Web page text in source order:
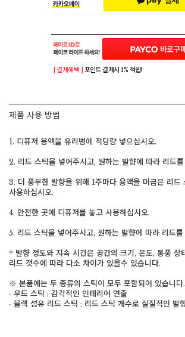
[ 결제혜택 ] 포인트 결제시 1% 적립!
제품 사용 방법
1. 디퓨저 용액을 유리병에 적당량 넣으십시오.
2. 리드 스틱을 넣어주시고, 원하는 발향에 따라 리드
3. 더 풍부한 발향을 위해 1주마다 용액을 머금은 리드
사용하십시오.
4. 안전한 곳에 디퓨저를 놓고 사용하십시오.
5. 리드 스틱을 넣어주시고, 원하는 발향에 따라 리드
* 발향 정도와 지속 시간은 공간의 크기, 온도, 통풍 상
리드 갯수에 따라 다소 차이가 있을수 있습니다.
※ 본품에는 두 종류의 스틱이 모두 포함되어 있습니다.
∙ 우드 스틱 : 감각적인 인테리어 연출
∙ 블랙 섬유 리드 스틱 : 리드 스틱 개수로 실질적인 발